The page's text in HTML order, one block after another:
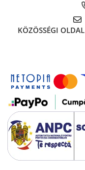
KÖZÖSSÉGI OLDAL